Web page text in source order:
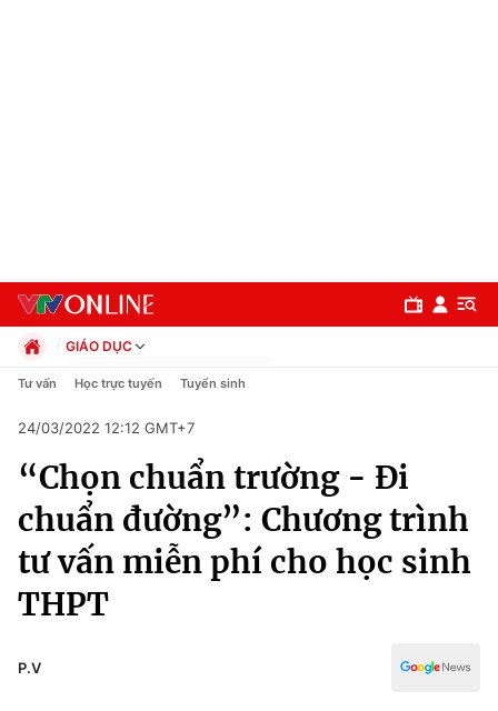
Chuyên mục
Chính trị
Xã hội
GIÁO DỤC
Chính trị
Pháp luật
Kinh tế
Thể thao
Truyền hình
Văn hóa - Giải trí
Đời sống
Tư vấn Học trực tuyến Tuyển sinh
24/03/2022 12:12 GMT+7
“Chọn chuẩn trường - Đi
chuẩn đường”: Chương trình
tư vấn miễn phí cho học sinh
THPT
P.V